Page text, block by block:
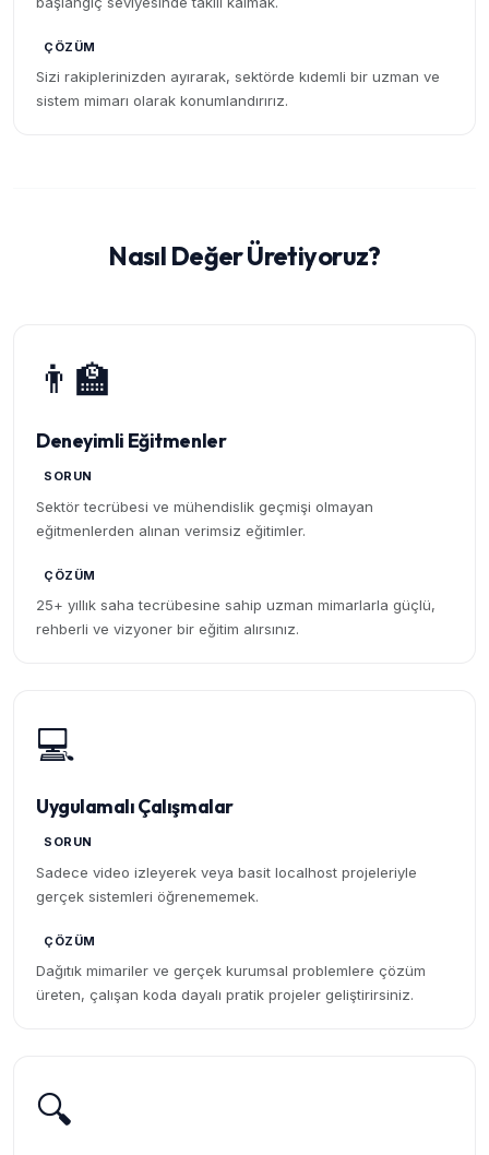
ÇÖZÜM
Sizi rakiplerinizden ayırarak, sektörde kıdemli bir uzman ve
sistem mimarı olarak konumlandırırız.
Nasıl Değer Üretiyoruz?
👨‍🏫
Deneyimli Eğitmenler
SORUN
Sektör tecrübesi ve mühendislik geçmişi olmayan
eğitmenlerden alınan verimsiz eğitimler.
ÇÖZÜM
25+ yıllık saha tecrübesine sahip uzman mimarlarla güçlü,
rehberli ve vizyoner bir eğitim alırsınız.
💻
Uygulamalı Çalışmalar
SORUN
Sadece video izleyerek veya basit localhost projeleriyle
gerçek sistemleri öğrenememek.
ÇÖZÜM
Dağıtık mimariler ve gerçek kurumsal problemlere çözüm
üreten, çalışan koda dayalı pratik projeler geliştirirsiniz.
🔍